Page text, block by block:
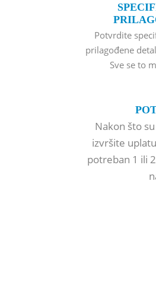
Potvrdite
prilagođene
Sve se to
Nakon što
izvršite
potreban 1 ili